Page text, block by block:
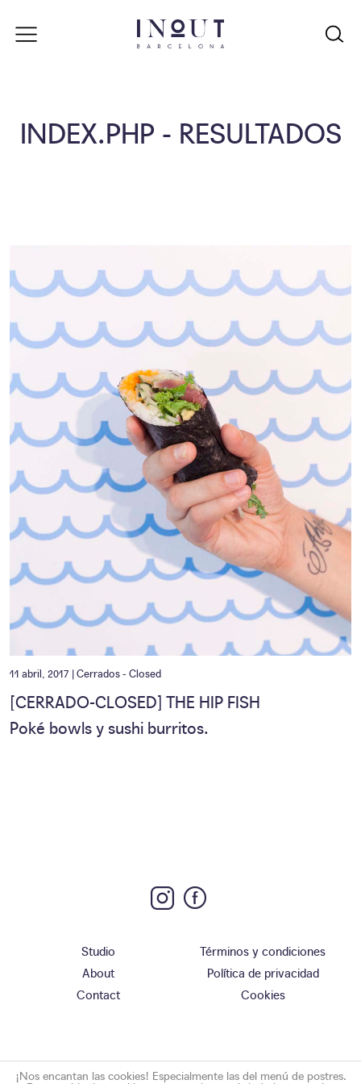
INDEX.PHP - RESULTADOS
11 abril, 2017 |Cerrados - Closed
[CERRADO-CLOSED] THE HIP FISH
Poké bowls y sushi burritos.
Studio
About
Contact
Términos y condiciones
Política de privacidad
Cookies
¡Nos encantan las cookies! Especialmente las del menú de postres.